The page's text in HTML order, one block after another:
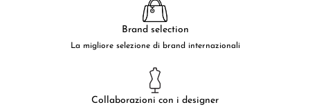
Brand selection
La migliore selezione di brand internazionali
Collaborazioni con i designer